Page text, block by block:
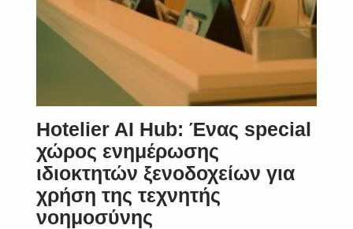
Hotelier AI Hub: Ένας special
χώρος ενημέρωσης
ιδιοκτητών ξενοδοχείων για
χρήση της τεχνητής
νοημοσύνης